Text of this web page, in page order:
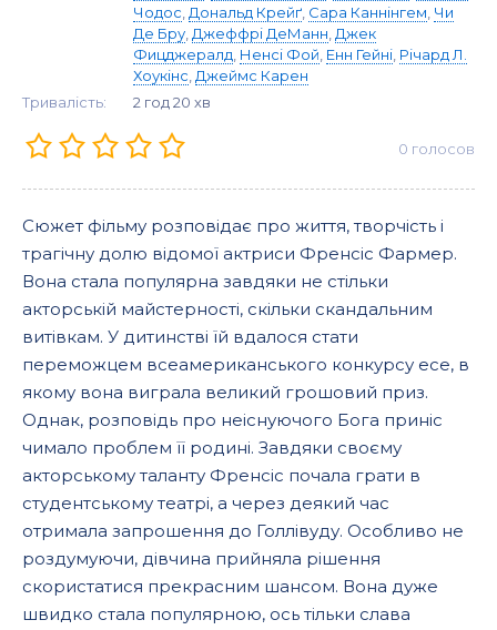
Чодос Дональд Крейґ Сара Каннінгем Чи
Де Бру Джеффрі ДеМанн Джек
Фицджералд Ненсі Фой Енн Гейні Річард Л.
Хоукінс Джеймс Карен
Тривалість:
2 год 20 хв
0 голосов
Сюжет фільму розповідає про життя, творчість і
трагічну долю відомої актриси Френсіс Фармер.
Вона стала популярна завдяки не стільки
акторській майстерності, скільки скандальним
витівкам. У дитинстві їй вдалося стати
переможцем всеамериканського конкурсу есе, в
якому вона виграла великий грошовий приз.
Однак, розповідь про неіснуючого Бога приніс
чимало проблем її родині. Завдяки своєму
акторському таланту Френсіс почала грати в
студентському театрі, а через деякий час
отримала запрошення до Голлівуду. Особливо не
роздумуючи, дівчина прийняла рішення
скористатися прекрасним шансом. Вона дуже
швидко стала популярною, ось тільки слава